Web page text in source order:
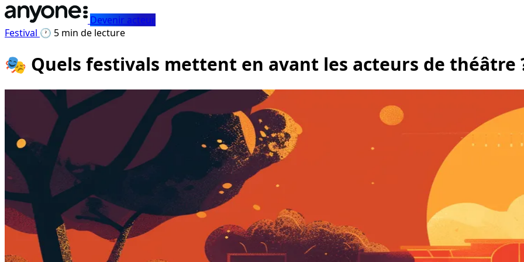
Devenir acteur
Festival 🕐 5 min de lecture
🎭 Quels festivals mettent en avant les acteurs de théâtre